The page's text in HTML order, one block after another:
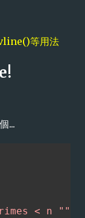
等用法
...
< n """